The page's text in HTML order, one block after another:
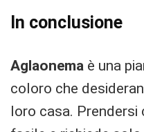
In conclusione
Aglaonema è una
coloro che
loro casa. Prendersi